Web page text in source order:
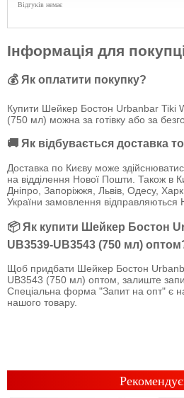
Відгуків немає
Інформація для
💰 Як оплатити покупку?
Купити Шейкер Бостон Urbanbar Tiki
(750 мл) можна за готівку або за
🚚 Як відбувається доставка
Доставка по Києву може
на відділення Нової Пошти. Також в
Дніпро, Запоріжжя, Львів, Одесу,
України замовлення
📦 Як купити Шейкер Бостон
UB3539-UB3543 (750 мл)
Щоб придбати Шейкер Бостон
UB3543 (750 мл) оптом, залиште
Спеціальна форма "Запит на опт" є на
нашого товару.